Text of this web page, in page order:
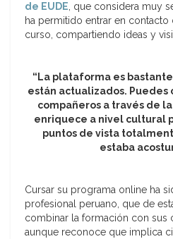
de EUDE , que considera muy
ha permitido entrar en
curso, compartiendo ideas y
“La plataforma es
están actualizados. Puedes
compañeros a través de
enriquece a nivel cultural
puntos de vista
estaba
Cursar su programa online ha
profesional peruano, que de
combinar la formación con sus
aunque reconoce que implica